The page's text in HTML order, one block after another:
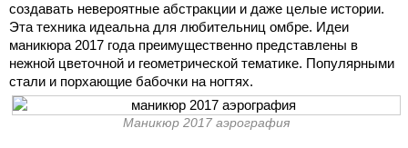
создавать невероятные абстракции и даже целые истории.
Эта техника идеальна для любительниц омбре. Идеи
маникюра 2017 года преимущественно представлены в
нежной цветочной и геометрической тематике. Популярными
стали и порхающие бабочки на ногтях.
Маникюр 2017 аэрография